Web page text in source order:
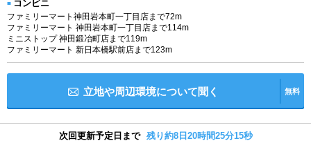
コンビニ
ファミリーマート神田岩本町一丁目店まで72m
ファミリーマート 神田岩本町一丁目店まで114m
ミニストップ 神田鍛冶町店まで119m
ファミリーマート 新日本橋駅前店まで123m
立地や周辺環境について聞く 無料
次回更新予定日まで 残り約8日20時間25分14秒